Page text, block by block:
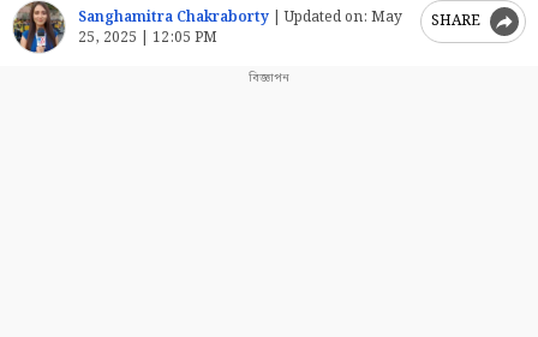
Sanghamitra Chakraborty |Updated on: May
25, 2025 | 12:05 PM
SHARE